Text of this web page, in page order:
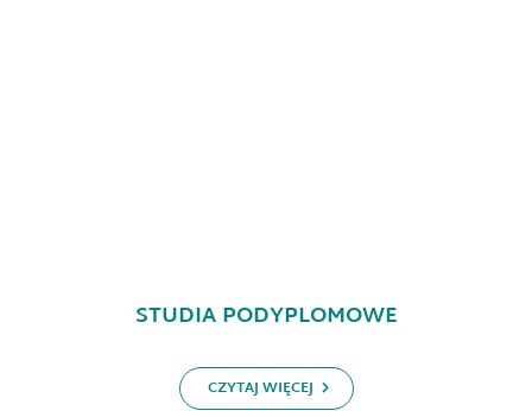
STUDIA PODYPLOMOWE
CZYTAJ WIĘCEJ